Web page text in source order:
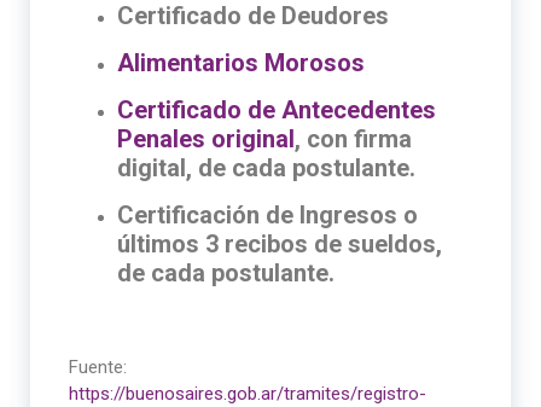
Certificado de Deudores
Alimentarios Morosos
Certificado de Antecedentes
Penales original, con firma
digital, de cada postulante.
Certificación de Ingresos o
últimos 3 recibos de sueldos,
de cada postulante.
Fuente:
https://buenosaires.gob.ar/tramites/registro-